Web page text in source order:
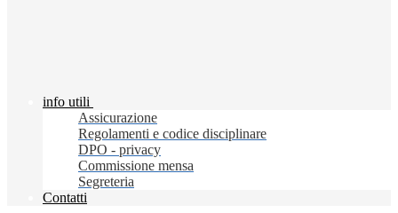
info utili
Assicurazione
Regolamenti e codice disciplinare
DPO - privacy
Commissione mensa
Segreteria
Contatti